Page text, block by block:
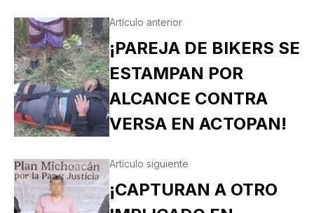
Artículo anterior
¡PAREJA DE BIKERS SE
ESTAMPAN POR
ALCANCE CONTRA
VERSA EN ACTOPAN!
Artículo siguiente
¡CAPTURAN A OTRO